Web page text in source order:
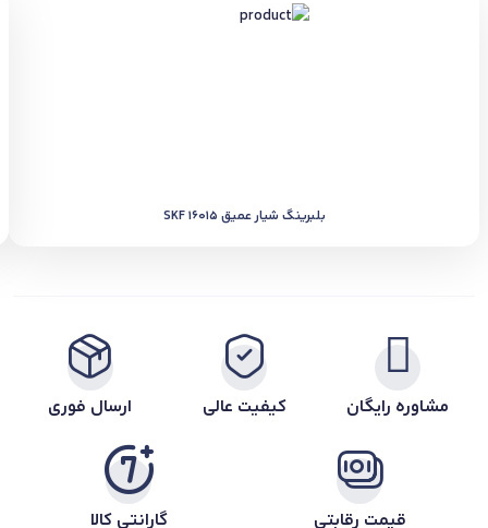
بلبرینگ شیار عمیق SKF 16015
مشاوره رایگان کیفیت عالی ارسال فوری
قیمت رقابتی گارانتی کالا